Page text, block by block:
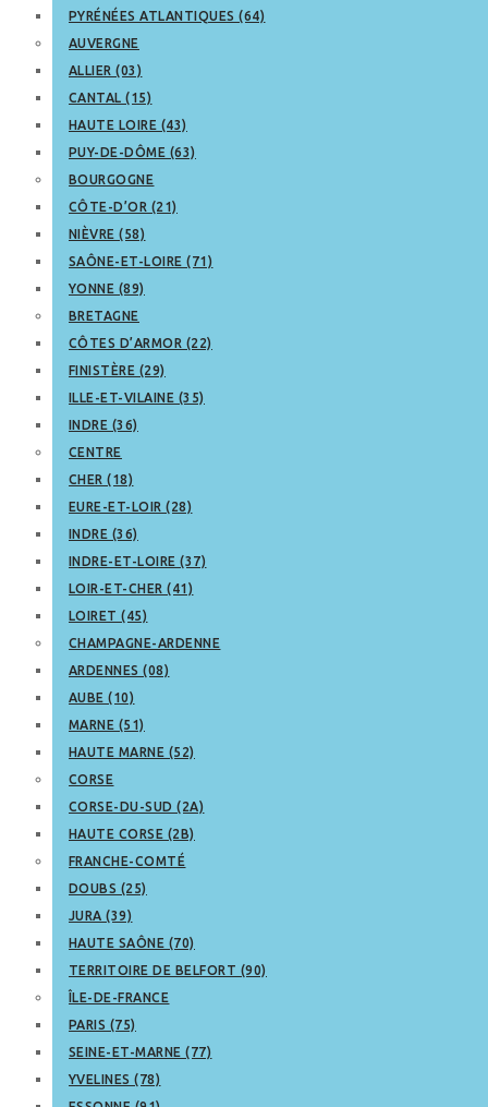
PYRÉNÉES ATLANTIQUES (64)
AUVERGNE
ALLIER (03)
CANTAL (15)
HAUTE LOIRE (43)
PUY-DE-DÔME (63)
BOURGOGNE
CÔTE-D’OR (21)
NIÈVRE (58)
SAÔNE-ET-LOIRE (71)
YONNE (89)
BRETAGNE
CÔTES D’ARMOR (22)
FINISTÈRE (29)
ILLE-ET-VILAINE (35)
INDRE (36)
CENTRE
CHER (18)
EURE-ET-LOIR (28)
INDRE (36)
INDRE-ET-LOIRE (37)
LOIR-ET-CHER (41)
LOIRET (45)
CHAMPAGNE-ARDENNE
ARDENNES (08)
AUBE (10)
MARNE (51)
HAUTE MARNE (52)
CORSE
CORSE-DU-SUD (2A)
HAUTE CORSE (2B)
FRANCHE-COMTÉ
DOUBS (25)
JURA (39)
HAUTE SAÔNE (70)
TERRITOIRE DE BELFORT (90)
ÎLE-DE-FRANCE
PARIS (75)
SEINE-ET-MARNE (77)
YVELINES (78)